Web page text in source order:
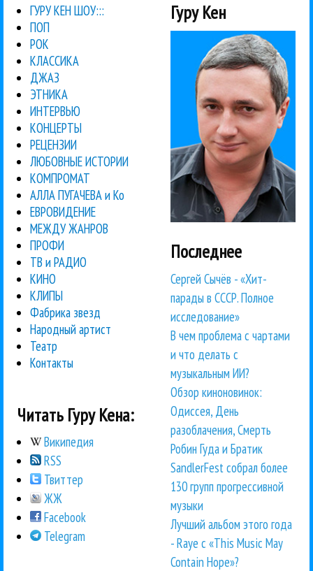
ГУРУ КЕН ШОУ:::
ПОП
РОК
КЛАССИКА
ДЖАЗ
ЭТНИКА
ИНТЕРВЬЮ
КОНЦЕРТЫ
РЕЦЕНЗИИ
ЛЮБОВНЫЕ ИСТОРИИ
КОМПРОМАТ
АЛЛА ПУГАЧЕВА и Ко
ЕВРОВИДЕНИЕ
МЕЖДУ ЖАНРОВ
ПРОФИ
ТВ и РАДИО
КИНО
КЛИПЫ
Фабрика звезд
Народный артист
Театр
Контакты
Читать Гуру Кена:
Википедия
RSS
Твиттер
ЖЖ
Facebook
Telegram
Гуру Кен
Последнее
Сергей Сычёв - «Хит-
парады в СССР. Полное
исследование»
В чем проблема с чартами
и что делать с
музыкальным ИИ?
Обзор киноновинок:
Одиссея, День
разоблачения, Смерть
Робин Гуда и Братик
SandlerFest собрал более
130 групп прогрессивной
музыки
Лучший альбом этого года
- Raye с «This Music May
Contain Hope»?